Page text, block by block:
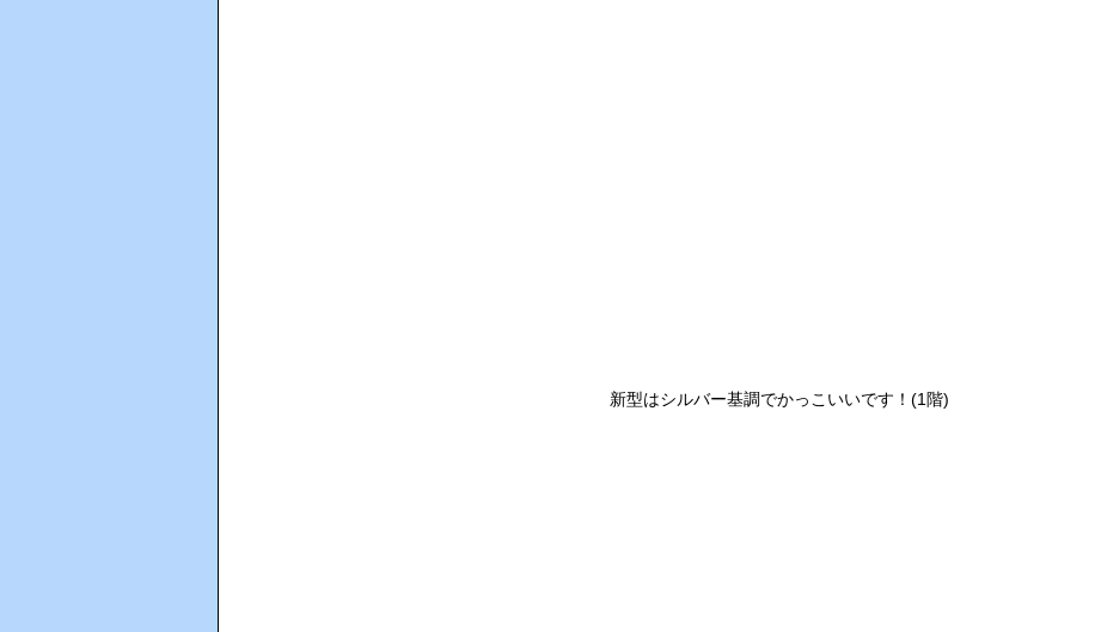
新型はシルバー基調でかっこいいです！(1階)